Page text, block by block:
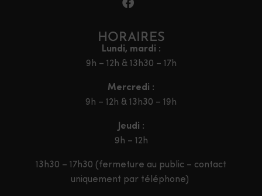
HORAIRES
Lundi, mardi :
9h – 12h & 13h30 – 17h
Mercredi :
9h – 12h & 13h30 – 19h
Jeudi :
9h – 12h
13h30 – 17h30 (fermeture au public – contact
uniquement par téléphone)